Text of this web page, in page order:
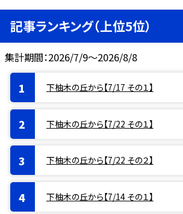
記事ランキング（上位5位）
集計期間：2026/7/9～2026/8/8
下柚木の丘から【7/17 その１】
下柚木の丘から【7/22 その１】
下柚木の丘から【7/22 その２】
下柚木の丘から【7/14 その１】